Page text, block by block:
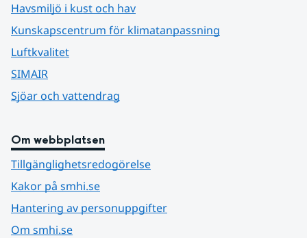
Havsmiljö i kust och hav
Kunskapscentrum för klimatanpassning
Luftkvalitet
SIMAIR
Sjöar och vattendrag
Om webbplatsen
Tillgänglighetsredogörelse
Kakor på smhi.se
Hantering av personuppgifter
Om smhi.se